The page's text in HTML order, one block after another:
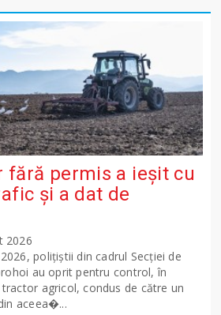
fără permis a ieșit cu
și a dat de
2026
polițiștii din cadrul Secției de
au oprit pentru control, în
agricol, condus de către un
aceea�...